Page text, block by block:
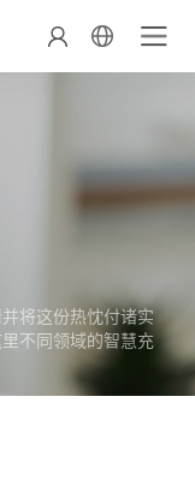
将这份热忱付诸实
不同领域的智慧充